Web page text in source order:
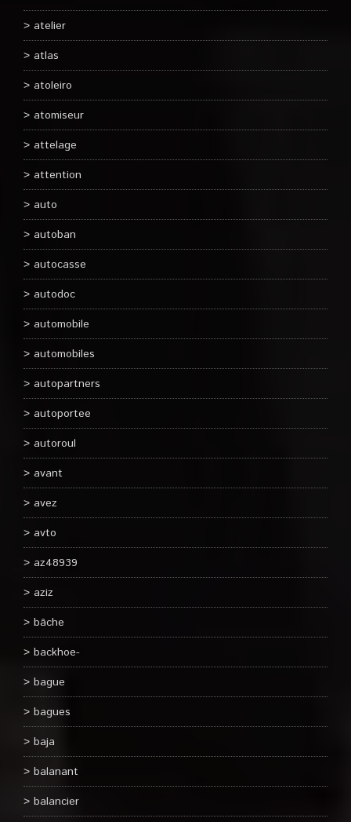
atelier
atlas
atoleiro
atomiseur
attelage
attention
auto
autoban
autocasse
autodoc
automobile
automobiles
autopartners
autoportee
autoroul
avant
avez
avto
az48939
aziz
bâche
backhoe-
bague
bagues
baja
balanant
balancier